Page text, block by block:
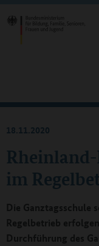
im
18.11.2020
Die Ganztagsschule
Regelbetrieb
Durchführung des